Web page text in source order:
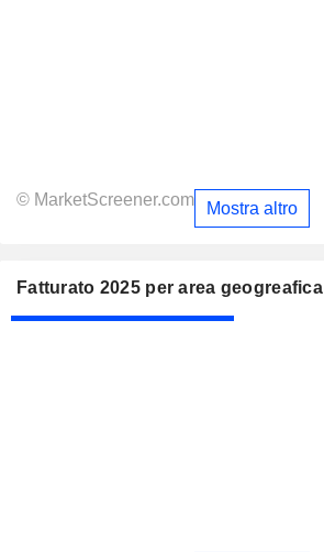
© MarketScreener.com Mostra altro
Fatturato 2025 per area geogreafica